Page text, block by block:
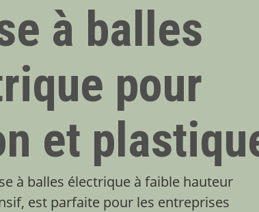
à balles
pour
et
à balles électrique à faible hauteur
est parfaite pour les entreprises